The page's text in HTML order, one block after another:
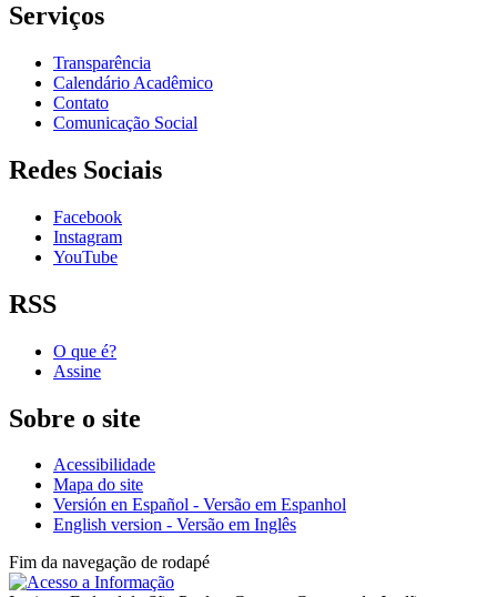
Serviços
Transparência
Calendário Acadêmico
Contato
Comunicação Social
Redes Sociais
Facebook
Instagram
YouTube
RSS
O que é?
Assine
Sobre o site
Acessibilidade
Mapa do site
Versión en Español - Versão em Espanhol
English version - Versão em Inglês
Fim da navegação de rodapé